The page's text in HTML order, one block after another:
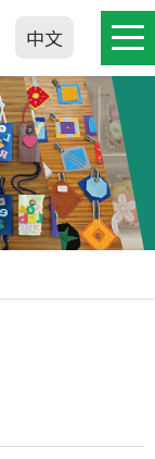
中文